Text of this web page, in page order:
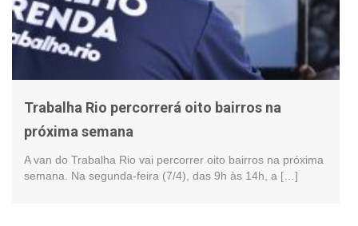
Trabalha Rio percorrerá oito bairros na
próxima semana
A van do Trabalha Rio vai percorrer oito bairros na próxima
semana. Na segunda-feira (7/4), das 9h às 14h, a […]